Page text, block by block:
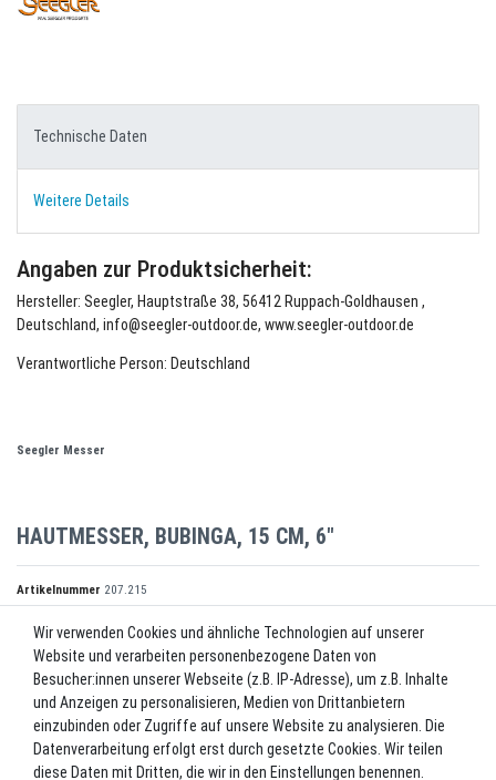
Technische Daten
Weitere Details
Angaben zur Produktsicherheit:
Hersteller: Seegler, Hauptstraße 38, 56412 Ruppach-Goldhausen ,
Deutschland, info@seegler-outdoor.de, www.seegler-outdoor.de
Verantwortliche Person: Deutschland
Seegler Messer
HAUTMESSER, BUBINGA, 15 CM, 6"
Artikelnummer 207.215
15,40 EUR*
Lieferzeit ca. 2-3 Werktage.
Wir verwenden Cookies und ähnliche Technologien auf unserer
Website und verarbeiten personenbezogene Daten von
Besucher:innen unserer Webseite (z.B. IP-Adresse), um z.B. Inhalte
und Anzeigen zu personalisieren, Medien von Drittanbietern
einzubinden oder Zugriffe auf unsere Website zu analysieren. Die
Datenverarbeitung erfolgt erst durch gesetzte Cookies. Wir teilen
diese Daten mit Dritten, die wir in den Einstellungen benennen.